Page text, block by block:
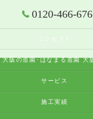
0120-466-676
コンセプト
サービス
施工実績